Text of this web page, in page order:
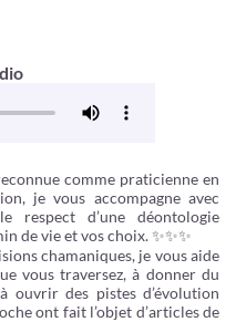
comme praticienne en
je vous accompagne avec
respect d’une déontologie
de vie et vos choix. ✨✨✨
chamaniques, je vous aide
vous traversez, à donner du
ouvrir des pistes d’évolution
ont fait l’objet d’articles de